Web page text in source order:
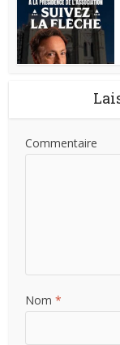
Commentaire
Nom*